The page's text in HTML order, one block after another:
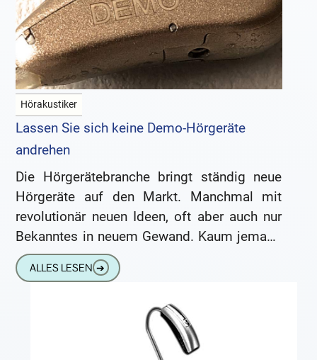
Hörakustiker
Lassen Sie sich keine Demo-Hörgeräte
andrehen
Die Hörgerätebranche bringt ständig neue
Hörgeräte auf den Markt. Manchmal mit
revolutionär neuen Ideen, oft aber auch nur
Bekanntes in neuem Gewand. Kaum jemand
hat da noch den Überblick. Jeder
ALLES LESEN ➔